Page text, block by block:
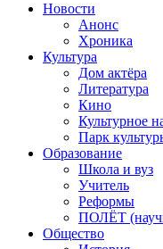
Новости
Анонс
Хроника
Культура
Дом актёра
Литература
Кино
Культурное
Парк
Образование
Школа и вуз
Учитель
Реформы
ПОЛЁТ
Общество